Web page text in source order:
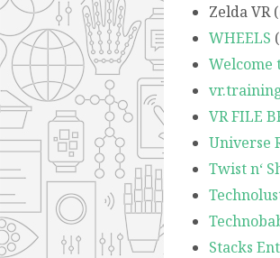
Zelda VR
WHEELS
Welcome
VR FILE
Universe
Twist n‘
Stacks